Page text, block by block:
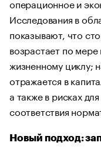
операционное и
Исследования в
показывают, что
возрастает по
жизненному циклу;
отражается в
а также в рисках
соответствия
Новый подход: